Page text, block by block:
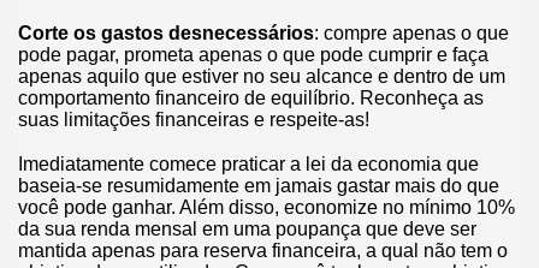
Corte os gastos desnecessários: compre apenas o que
pode pagar, prometa apenas o que pode cumprir e faça
apenas aquilo que estiver no seu alcance e dentro de um
comportamento financeiro de equilíbrio. Reconheça as
suas limitações financeiras e respeite-as!
Imediatamente comece praticar a lei da economia que
baseia-se resumidamente em jamais gastar mais do que
você pode ganhar. Além disso, economize no mínimo 10%
da sua renda mensal em uma poupança que deve ser
mantida apenas para reserva financeira, a qual não tem o